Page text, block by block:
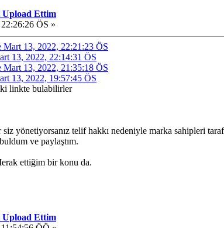
Ettim
ÖS »
Mart 13, 2022, 22:21:23 ÖS
13, 2022, 22:14:31 ÖS
Mart 13, 2022, 21:35:18 ÖS
13, 2022, 19:57:45 ÖS
linkte bulabilirler
yönetiyorsanız telif hakkı nedeniyle marka sahipleri
ve paylaştım.
ettiğim bir konu da.
Ettim